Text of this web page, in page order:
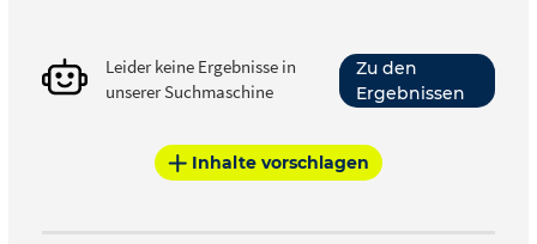
Leider keine Ergebnisse in
unserer Suchmaschine
Zu den
Ergebnissen
Inhalte vorschlagen